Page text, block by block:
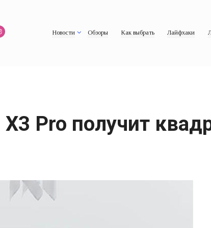
Новости Обзоры Как выбрать Лайфхаки
Pro получит